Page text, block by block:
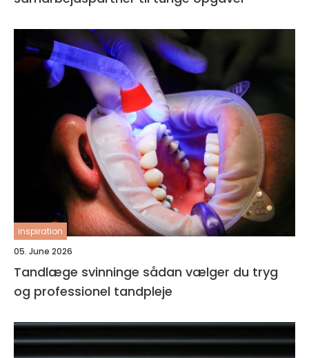
inspiration
05. June 2026
Tandlæge svinninge sådan vælger du tryg
og professionel tandpleje